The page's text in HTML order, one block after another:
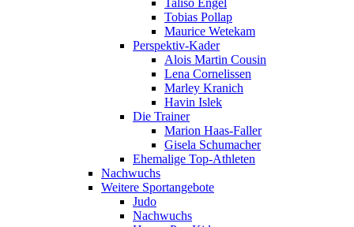
Tobias Pollap
Maurice Wetekam
Perspektiv-Kader
Alois Martin Cousin
Lena Cornelissen
Marley Kranich
Havin Islek
Die Trainer
Marion Haas-Faller
Gisela Schumacher
Ehemalige Top-Athleten
Nachwuchs
Weitere Sportangebote
Judo
Nachwuchs